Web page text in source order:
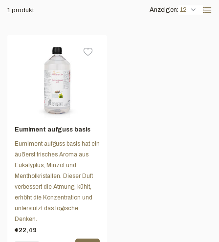
1 produkt Anzeigen:
Eumiment aufguss basis
Eumiment aufguss basis hat ein
äußerst frisches Aroma aus
Eukalyptus, Minzöl und
Mentholkristallen. Dieser Duft
verbessert die Atmung, kühlt,
erhöht die Konzentration und
unterstützt das logische
Denken.
€22,49